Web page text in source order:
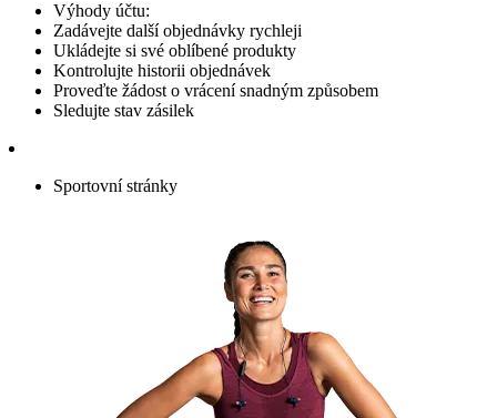
Výhody účtu:
Zadávejte další objednávky rychleji
Ukládejte si své oblíbené produkty
Kontrolujte historii objednávek
Proveďte žádost o vrácení snadným způsobem
Sledujte stav zásilek
Sportovní stránky